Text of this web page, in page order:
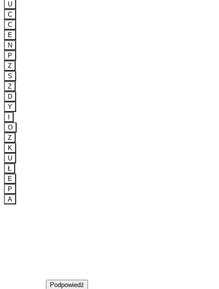
U
C
C
E
N
P
Z
S
Z
D
Y
O
Z
K
U
Ł
E
P
A
Podpowiedź